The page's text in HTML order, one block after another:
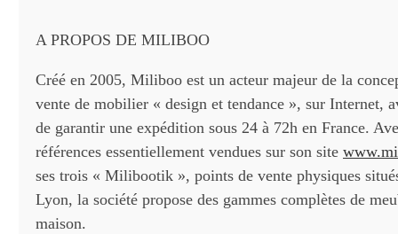
A PROPOS DE MILIBOO
Créé en 2005, Miliboo est un acteur majeur de la
vente de mobilier « design et tendance », sur Internet,
de garantir une expédition sous 24 à 72h en France.
références essentiellement vendues sur son site
ses trois « Milibootik », points de vente physiques
Lyon, la société propose des gammes complètes de
maison.